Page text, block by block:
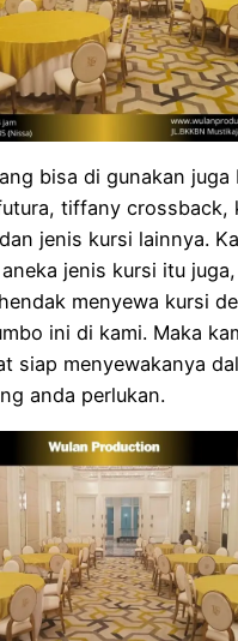
bisa di gunakan juga
tiffany crossback,
jenis kursi lainnya.
jenis kursi itu
menyewa kursi
ini di kami. Maka
siap menyewakanya
anda perlukan.